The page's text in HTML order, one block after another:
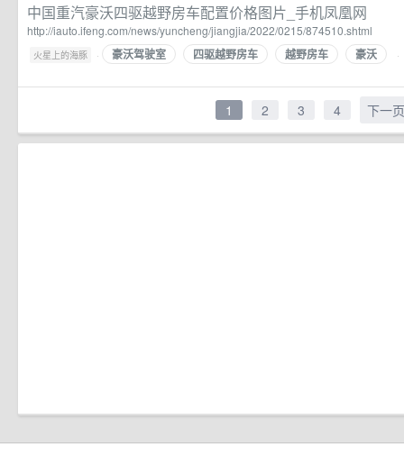
中国重汽豪沃四驱越野房车配置价格图片_手机凤凰网
http://iauto.ifeng.com/news/yuncheng/jiangjia/2022/0215/874510.shtml
火星上的海豚 · 豪沃驾驶室 四驱越野房车 越野房车 豪沃
1 2 3 4 下一页